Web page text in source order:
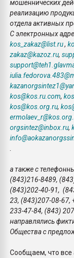
мошеннических
реализацию
отдела активных
С электронных
kos_zakaz@list.ru,
zakaz@kazoz.ru,
kos@kos.ru.com,
kos@kos.org.ru,
orgsintez@inbox.ru,
а также с
(843)216-8489,
(843)202-40-91,
23, (843)207-08-67,
233-47-84, (843)
направлялись
Общества с
Сообщаем, что все